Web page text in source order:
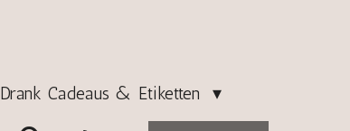
Drank Cadeaus & Etiketten